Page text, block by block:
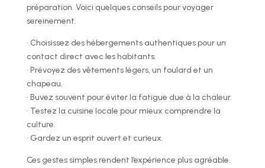
préparation. Voici quelques conseils pour voyager
sereinement.
• Choisissez des hébergements authentiques pour un
contact direct avec les habitants.
• Prévoyez des vêtements légers, un foulard et un
chapeau.
• Buvez souvent pour éviter la fatigue due à la chaleur.
• Testez la cuisine locale pour mieux comprendre la
culture.
• Gardez un esprit ouvert et curieux.
Ces gestes simples rendent l’expérience plus agréable.